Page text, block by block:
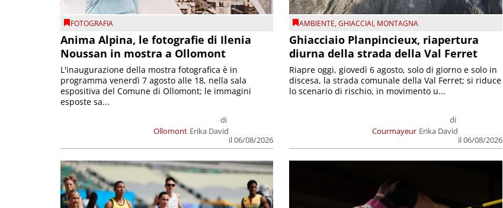
FOTOGRAFIA
Anima Alpina, le fotografie di Ilenia
Noussan in mostra a Ollomont
Ollomont
di
Erika David
il 06/08/2026
L'inaugurazione della mostra fotografica è in
programma venerdì 7 agosto alle 18, nella sala
espositiva del Comune di Ollomont; le immagini
esposte sa...
AMBIENTE,GHIACCIAI, MONTAGNA
Ghiacciaio Planpincieux, riapertura
diurna della strada della Val Ferret
Courmayeur
di
Erika David
il 06/08/2026
Riapre oggi, giovedì 6 agosto, solo di giorno e solo in
discesa, la strada comunale della Val Ferret; si riduce
lo scenario di rischio, in movimento u...